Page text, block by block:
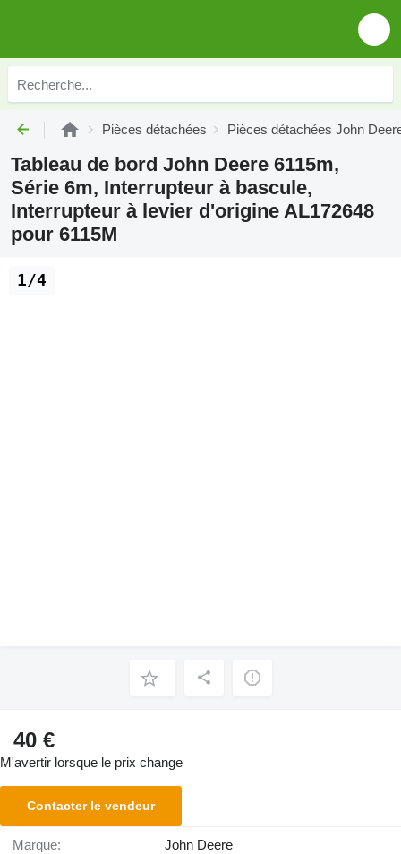
Pièces détachées Pièces détachées John
Tableau de bord John Deere 6115m,
Série 6m, Interrupteur à bascule,
Interrupteur à levier d'origine AL172648
pour 6115M
1/4
40 €
M'avertir lorsque le prix change
Contacter le vendeur
Marque: John Deere